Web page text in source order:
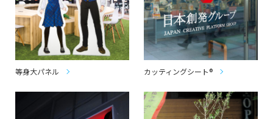
等身大パネル カッティングシート®︎